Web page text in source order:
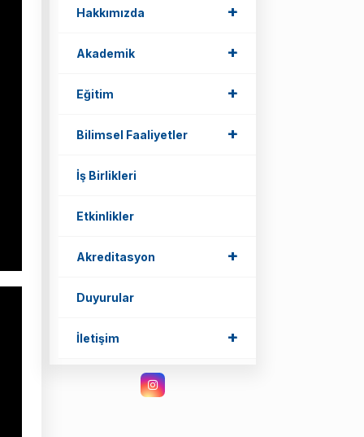
Hakkımızda +
+
Akademik +
+
Eğitim +
+
Bilimsel Faaliyetler +
+
İş Birlikleri
Etkinlikler
Akreditasyon +
+
Duyurular
İletişim +
+